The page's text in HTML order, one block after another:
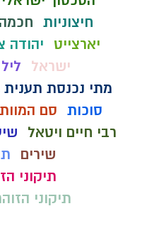
חיצוניות חכמה
יארצייט
יהודה
ישראל
מתי נכנסת
סוכות סם המוות
רבי חיים ויטאל
שירים
תיקוני
תיקוני